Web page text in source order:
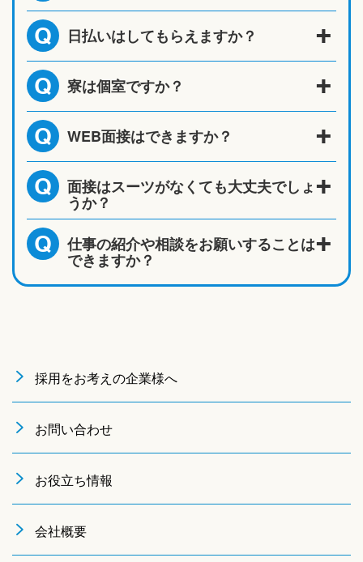
Q 日払いはしてもらえますか？
Q 寮は個室ですか？
Q WEB面接はできますか？
Q 面接はスーツがなくても大丈夫でしょ
うか？
Q 仕事の紹介や相談をお願いすることは
できますか？
採用をお考えの企業様へ
お問い合わせ
お役立ち情報
会社概要